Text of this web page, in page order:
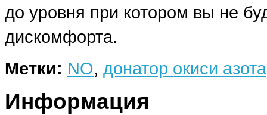
до уровня при котором вы не
дискомфорта.
Метки: NO, донатор окиси азота
Информация